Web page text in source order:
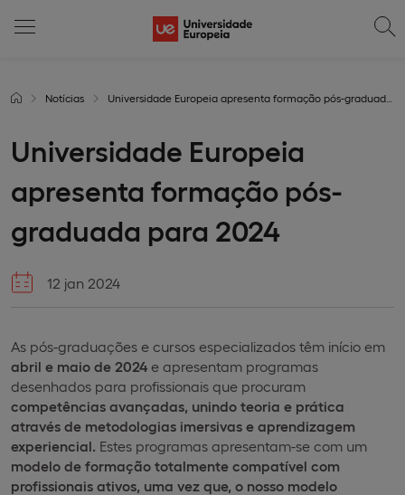
Notícias Universidade Europeia apresenta formação pós-graduada para 2024
Universidade Europeia
apresenta formação pós-
graduada para 2024
12 jan 2024
As pós-graduações e cursos especializados têm início em
abril e maio de 2024 e apresentam programas
desenhados para profissionais que procuram
competências avançadas, unindo teoria e prática
através de metodologias imersivas e aprendizagem
experiencial. Estes programas apresentam-se com um
modelo de formação totalmente compatível com
profissionais ativos, uma vez que, o nosso modelo